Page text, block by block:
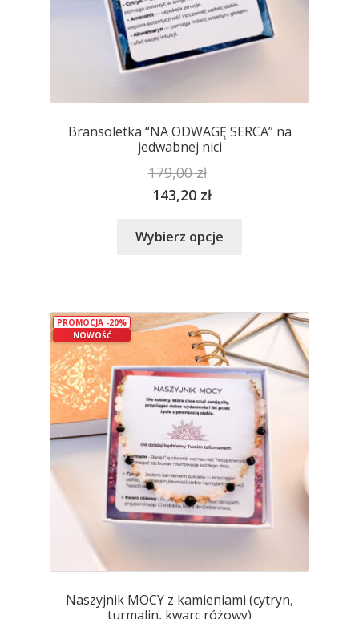
Bransoletka “NA ODWAGĘ SERCA” na
jedwabnej nici
179,00zł
143,20 zł
Wybierz opcje
wariantów.
Opcje
można
wybrać
na
stronie
produktu
NOWOŚĆ
PROMOCJA -20%
Naszyjnik MOCY z kamieniami (cytryn,
turmalin, kwarc różowy)